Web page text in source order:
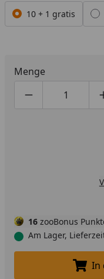
Alle anzeigen (2)
10 + 1 gratis
Menge
Produktmenge
16 zooBonus
Am Lager,
In